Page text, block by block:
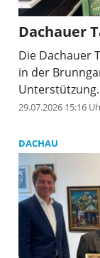
Dachauer
Die Dachauer
in der
Unterstützung.
29.07.2026 15:16
DACHAU